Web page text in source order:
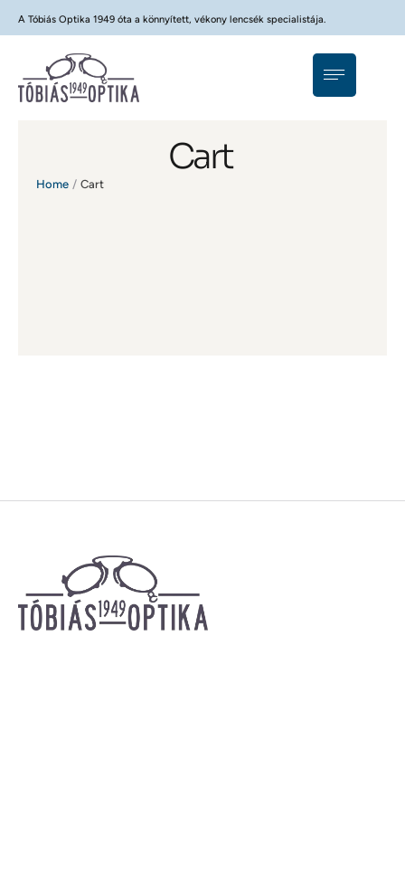
A Tóbiás Optika 1949 óta a könnyített, vékony lencsék specialistája.
Cart
Home / Cart